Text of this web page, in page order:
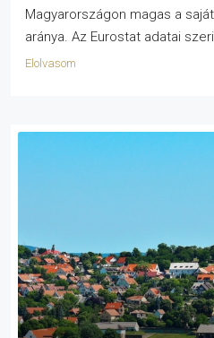
Magyarországon magas a
aránya. Az Eurostat adatai
Elolvasom